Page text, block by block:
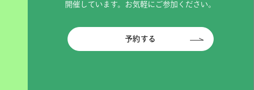
開催しています。お気軽にご参加ください。
予約する